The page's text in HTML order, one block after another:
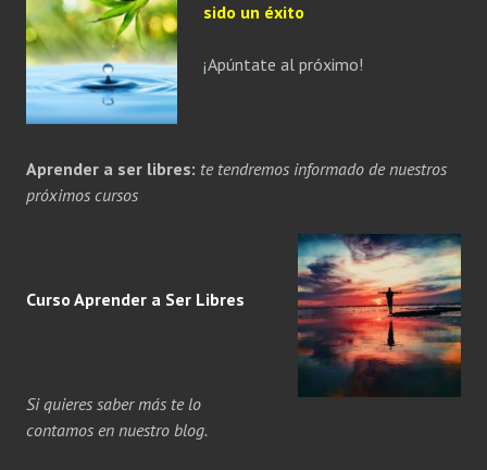
sido un éxito
¡Apúntate al próximo!
Aprender a ser libres: te tendremos informado de nuestros
próximos cursos
Curso Aprender a Ser Libres
Si quieres saber más te lo
contamos en nuestro blog.